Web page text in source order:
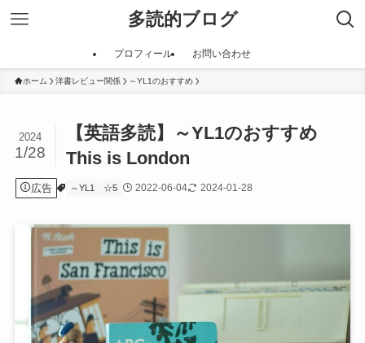
多読的ブログ
プロフィール お問い合わせ
ホーム 洋書レビュー関係 ～YL1のおすすめ
【英語多読】～YL1のおすすめ
This is London
2024
1/28
広告 ～YL1 ☆5 2022-06-04 2024-01-28